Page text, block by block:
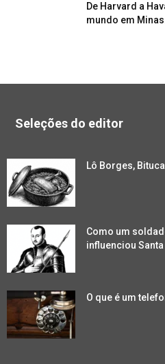
De Harvard a
mundo em
Seleções do editor
Lô Borges,
Como um
influenciou Santa
O que é um